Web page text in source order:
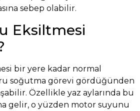
sebep olabilir.
Eksiltmesi
bir yere kadar normal
soğutma görevi gördüğünden
Özellikle yaz aylarında bu
gelir, o yüzden motor suyunu